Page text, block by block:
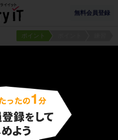
無料会員登録
ポイント